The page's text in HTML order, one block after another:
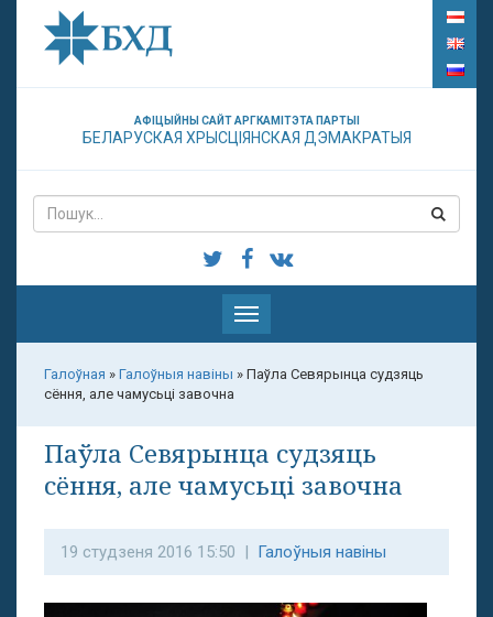
АФІЦЫЙНЫ САЙТ АРГКАМІТЭТА ПАРТЫІ
БЕЛАРУСКАЯ ХРЫСЦІЯНСКАЯ ДЭМАКРАТЫЯ
Паказаць
меню
Галоўная » Галоўныя навіны » Паўла Севярынца судзяць
сёння, але чамусьці завочна
Паўла Севярынца судзяць
сёння, але чамусьці завочна
19 студзеня 2016 15:50 | Галоўныя навіны